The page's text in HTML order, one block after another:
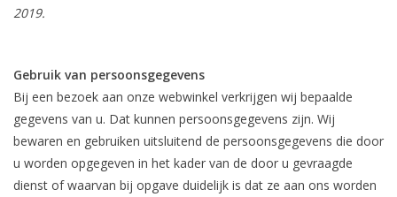
2019.
Gebruik van persoonsgegevens
Bij een bezoek aan onze webwinkel verkrijgen wij bepaalde
gegevens van u. Dat kunnen persoonsgegevens zijn. Wij
bewaren en gebruiken uitsluitend de persoonsgegevens die door
u worden opgegeven in het kader van de door u gevraagde
dienst of waarvan bij opgave duidelijk is dat ze aan ons worden